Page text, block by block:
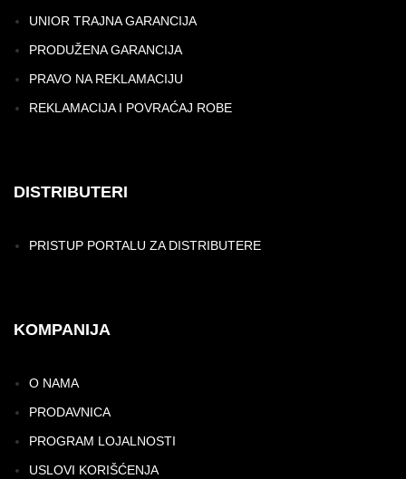
UNIOR TRAJNA GARANCIJA
PRODUŽENA GARANCIJA
PRAVO NA REKLAMACIJU
REKLAMACIJA I POVRAĆAJ ROBE
DISTRIBUTERI
PRISTUP PORTALU ZA DISTRIBUTERE
KOMPANIJA
O NAMA
PRODAVNICA
PROGRAM LOJALNOSTI
USLOVI KORIŠĆENJA